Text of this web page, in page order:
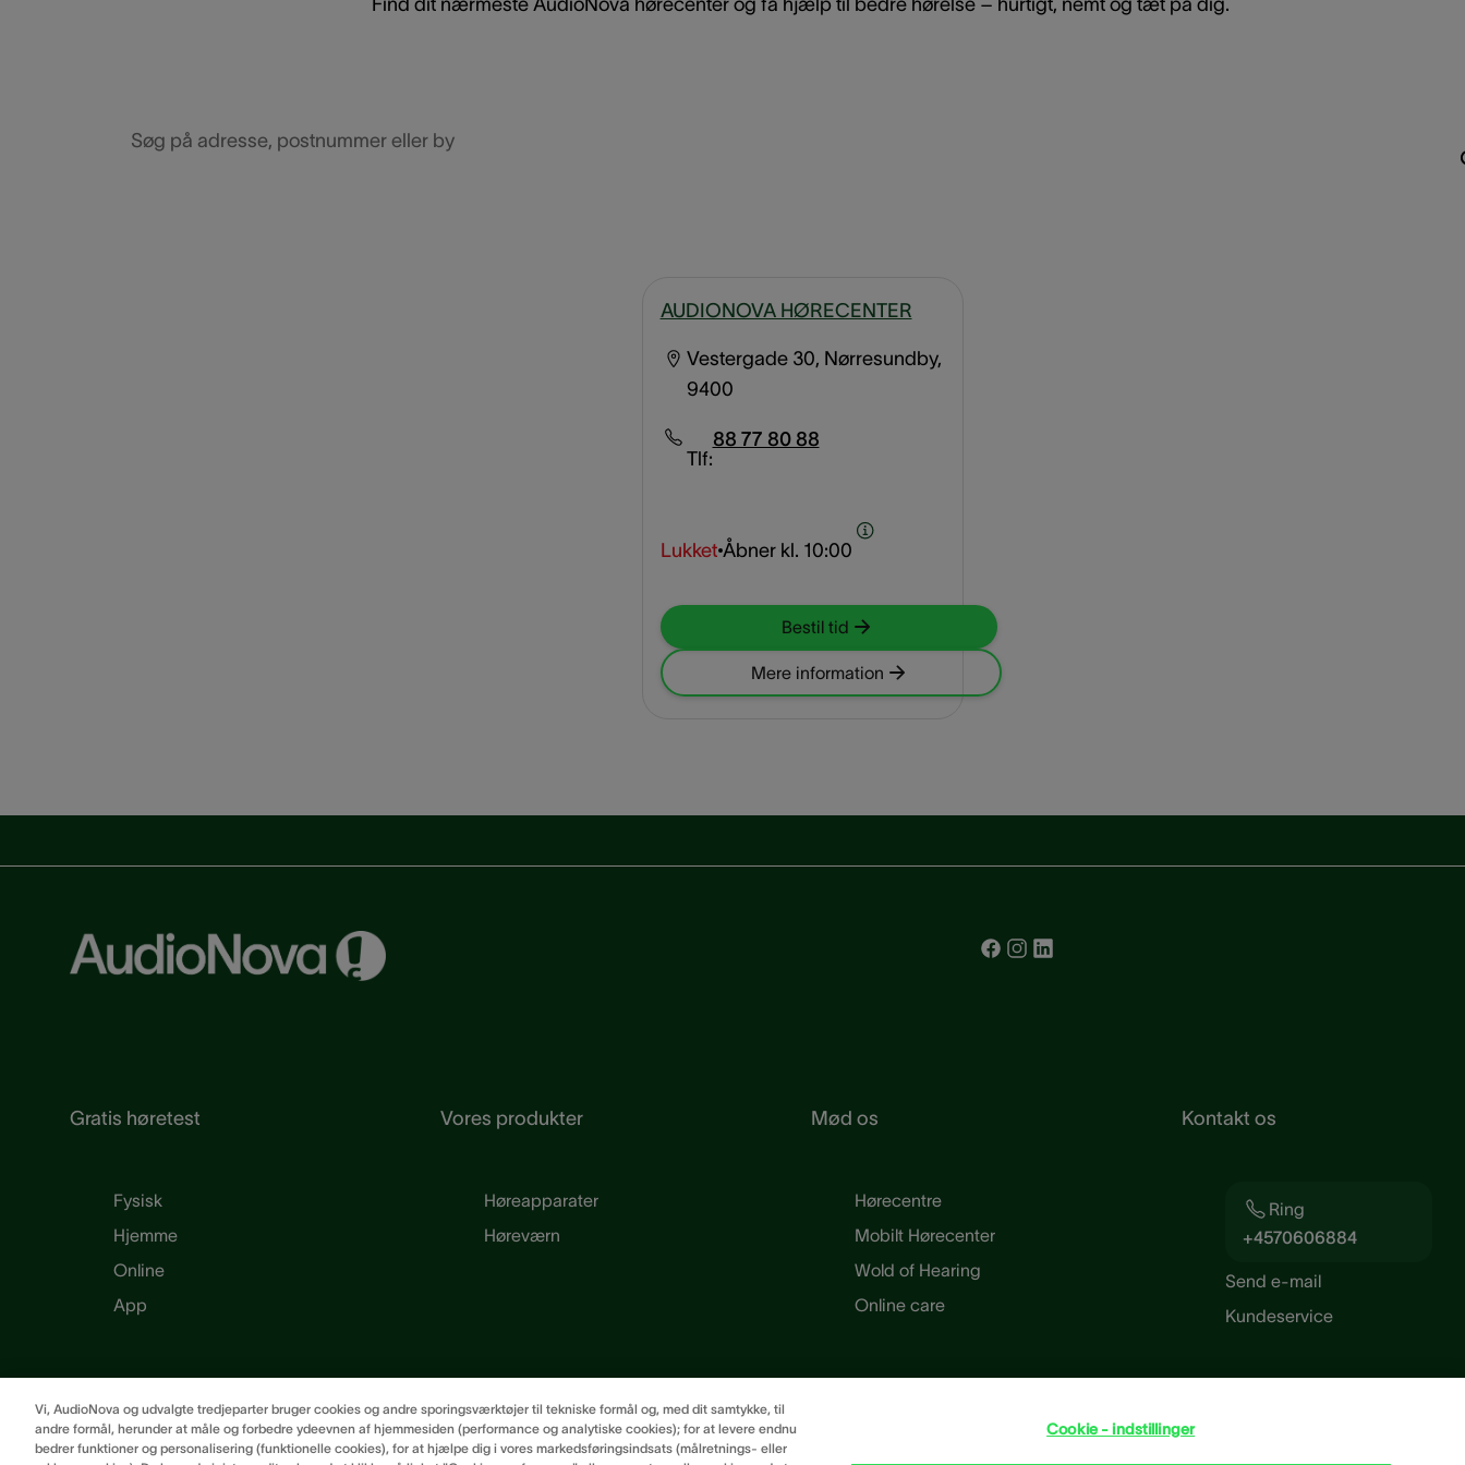
Søg på adresse, postnummer eller by
AUDIONOVA HØRECENTER
Vestergade 30, Nørresundby,
9400
Tlf:
88 77 80 88
Lukket Åbner kl. 10:00
Bestil tid
Mere information
Gratis høretest
Fysisk
Hjemme
Online
App
Vores produkter
Høreapparater
Høreværn
Mød os
Hørecentre
Mobilt Hørecenter
Wold of Hearing
Online care
Kontakt os
Ring
+4570606884
Send e-mail
Kundeservice
Vi, AudioNova og udvalgte tredjeparter bruger cookies og andre sporingsværktøjer til tekniske formål og, med dit samtykke, til
andre formål, herunder at måle og forbedre ydeevnen af hjemmesiden (performance og analytiske cookies); for at levere endnu
bedrer funktioner og personalisering (funktionelle cookies), for at hjælpe dig i vores markedsføringsindsats (målretnings- eller
Cookie - indstillinger